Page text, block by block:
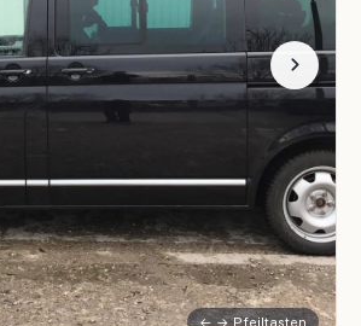
← → Pfeiltasten